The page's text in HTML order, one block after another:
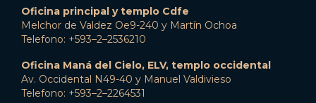
Oficina principal y templo Cdfe
Melchor de Valdez Oe9-240 y Martín Ochoa
Telefono: +593–2–2536210
Oficina Maná del Cielo, ELV, templo occidental
Av. Occidental N49-40 y Manuel Valdivieso
Telefono: +593–2–2264531